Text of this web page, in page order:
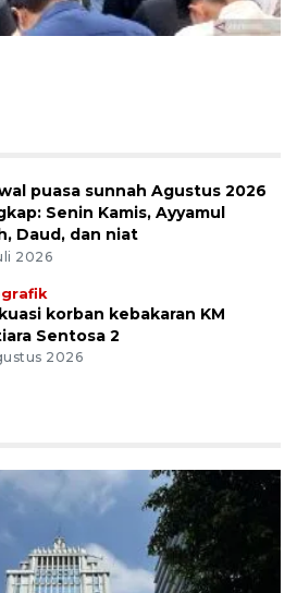
Masjid Al Markaz Makassar
puasa sunnah Agustus 2026
Senin Kamis, Ayyamul
Daud, dan niat
2026
korban kebakaran KM
Sentosa 2
2026